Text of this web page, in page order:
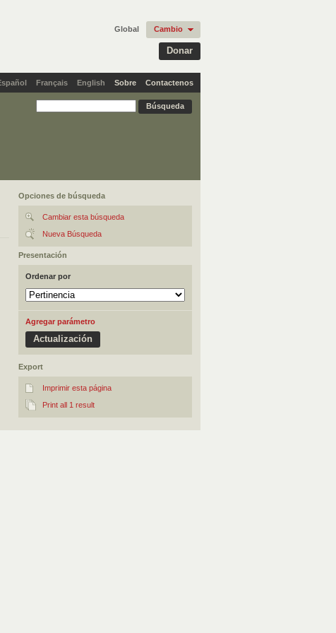
Donar
Global Cambio
Français English Sobre Contactenos
Opciones de búsqueda
Cambiar esta búsqueda
Nueva Búsqueda
Presentación
Ordenar por
Agregar parámetro
Export
Imprimir esta página
Print all 1 result